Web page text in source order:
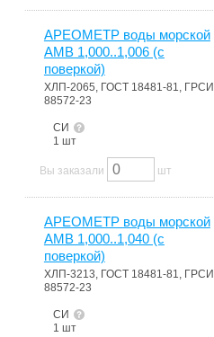
АРЕОМЕТР воды морской
АМВ 1,000..1,006 (с
поверкой)
ХЛП-2065, ГОСТ 18481-81, ГРСИ
88572-23
СИ
1 шт
Вы заказали шт
АРЕОМЕТР воды морской
АМВ 1,000..1,040 (с
поверкой)
ХЛП-3213, ГОСТ 18481-81, ГРСИ
88572-23
СИ
1 шт